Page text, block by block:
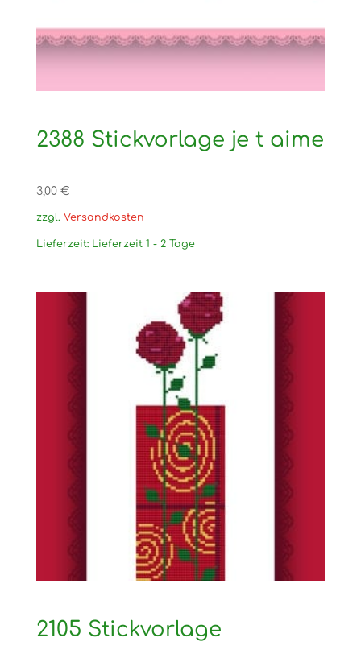
2388 Stickvorlage je t aime
3,00 €
zzgl. Versandkosten
Lieferzeit: Lieferzeit 1 - 2 Tage
2105 Stickvorlage